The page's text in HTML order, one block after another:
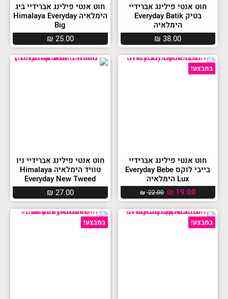
חוט אנטי פילינג אברידיי
בטיק Everyday Batik
הימלאיה
₪ 38.00
חוט אנטי פילינג אברידיי ביג
הימלאיה Himalaya Everyday
Big
₪ 25.00
במבצע!
חוט אנטי פילינג אברידיי
בייבי לוקס Everyday Bebe
Lux הימלאיה
₪22.00 ₪ 19.00
חוט אנטי פילינג אברידיי ניו
טוויד הימלאיה Himalaya
Everyday New Tweed
₪ 27.00
במבצע! במבצע!